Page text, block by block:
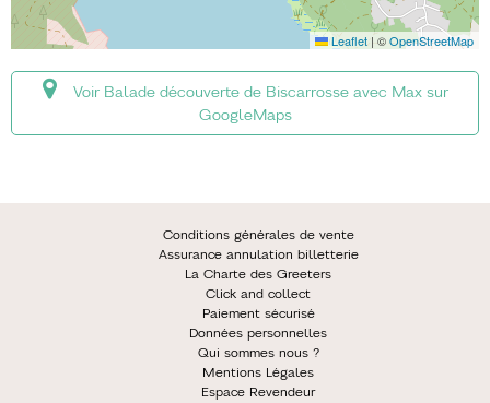
Leaflet | ©OpenStreetMap
Voir Balade découverte de Biscarrosse avec Max sur
GoogleMaps
Conditions générales de vente
Assurance annulation billetterie
La Charte des Greeters
Click and collect
Paiement sécurisé
Données personnelles
Qui sommes nous ?
Mentions Légales
Espace Revendeur